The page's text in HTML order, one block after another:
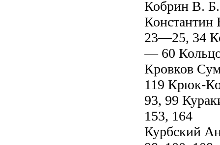
Кобрин В.
Константин
23—25, 34
— 60
Кровков
119 Крюк-
93, 99
153, 164
Курбский